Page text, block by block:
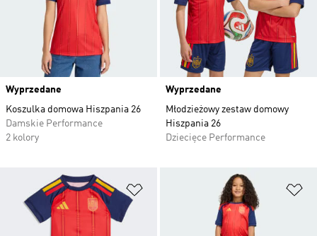
Wyprzedane
Koszulka domowa Hiszpania 26
Damskie Performance
2 kolory
Wyprzedane
Młodzieżowy zestaw domowy
Hiszpania 26
Dziecięce Performance
Dodaj do listy życzeń